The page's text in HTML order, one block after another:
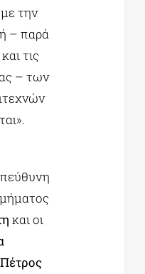
την
– παρά
τις
– των
και οι